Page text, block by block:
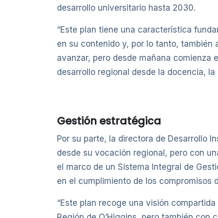
desarrollo universitario hasta 2030.
“Este plan tiene una característica
en su contenido y, por lo tanto, también
avanzar, pero desde mañana comienza
desarrollo regional desde la docencia,
Gestión estratégica
Por su parte, la directora de Desarrollo
desde su vocación regional, pero con
el marco de un Sistema Integral de
en el cumplimiento de los
“Este plan recoge una visión